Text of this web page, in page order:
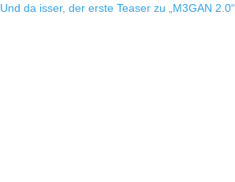
Und da isser, der erste Teaser zu „M3GAN 2.0“